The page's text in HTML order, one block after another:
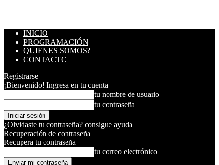
INICIO
PROGRAMACIÓN
QUIENES SOMOS?
CONTACTO
Registrarse
¡Bienvenido! Ingresa en tu cuenta
tu nombre de usuario
tu contraseña
¿Olvidaste tu contraseña? consigue ayuda
Recuperación de contraseña
Recupera tu contraseña
tu correo electrónico